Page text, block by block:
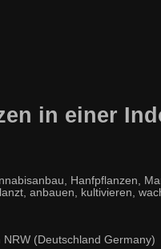
in einer
Hanfpflanzen,
anbauen, kultivieren,
NRW (Deutschland Germany)